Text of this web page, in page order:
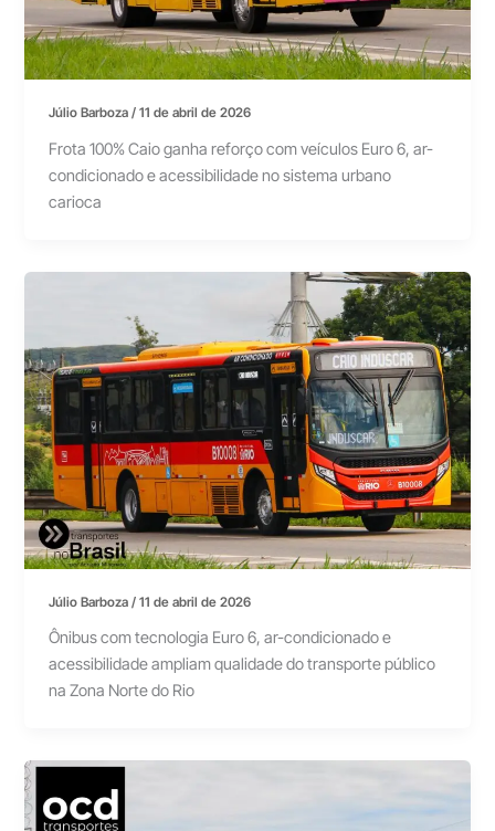
Júlio Barboza/11 de abril de 2026
Frota 100% Caio ganha reforço com veículos Euro 6, ar-
condicionado e acessibilidade no sistema urbano
carioca
Júlio Barboza/11 de abril de 2026
Ônibus com tecnologia Euro 6, ar-condicionado e
acessibilidade ampliam qualidade do transporte público
na Zona Norte do Rio